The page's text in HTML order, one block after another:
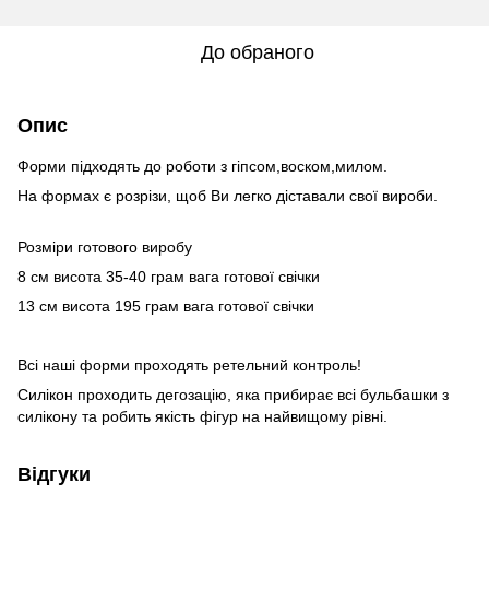
До обраного
Опис
Форми підходять до роботи з гіпсом,воском,милом.
На формах є розрізи, щоб Ви легко діставали свої вироби.
Розміри готового виробу
8 см висота 35-40 грам вага готової свічки
13 см висота 195 грам вага готової свічки
Всі наші форми проходять ретельний контроль!
Силікон проходить дегозацію, яка прибирає всі бульбашки з
силікону та робить якість фігур на найвищому рівні.
Відгуки